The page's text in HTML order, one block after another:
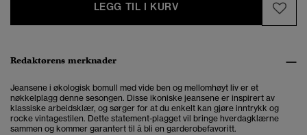
LEGG TIL I KURV
Redaktørens merknader
Jeansene i økologisk bomull med vide ben og mellomhøyt liv er et
nøkkelplagg denne sesongen. Disse ikoniske jeansene er inspirert av
klassiske arbeidsklær, og sørger for at du enkelt kan gjøre inntrykk og
rocke vintagestilen. Dette statement-plagget vil bringe hverdagklærne
sammen og kommer garantert til å bli en garderobefavoritt.